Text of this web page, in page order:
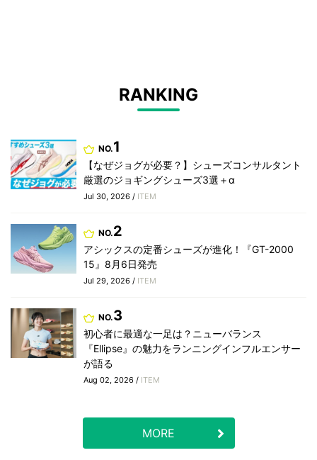
RANKING
NO.1
【なぜジョグが必要？】シューズコンサルタント
厳選のジョギングシューズ3選＋α
Jul 30, 2026 / ITEM
NO.2
アシックスの定番シューズが進化！『GT-2000
15』8月6日発売
Jul 29, 2026 / ITEM
NO.3
初心者に最適な一足は？ニューバランス
『Ellipse』の魅力をランニングインフルエンサー
が語る
Aug 02, 2026 / ITEM
MORE